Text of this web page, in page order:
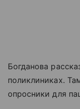
Богданова
поликлиниках.
опросники для